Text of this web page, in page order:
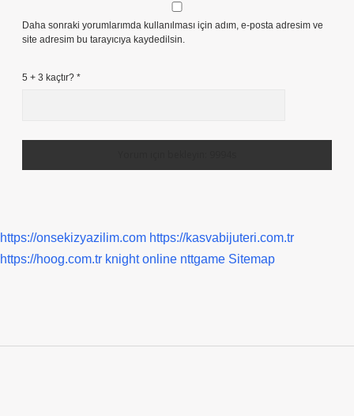
Daha sonraki yorumlarımda kullanılması için adım, e-posta adresim ve
site adresim bu tarayıcıya kaydedilsin.
5 + 3 kaçtır? *
https://onsekizyazilim.com https://kasvabijuteri.com.tr
https://hoog.com.tr knight online nttgame Sitemap